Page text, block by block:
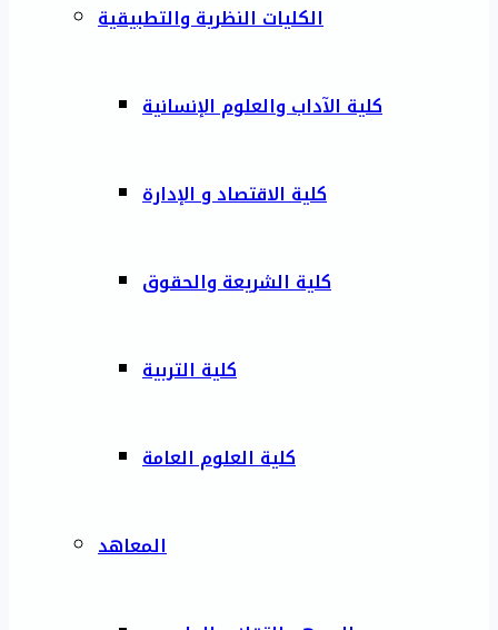
الكليات النظرية والتطبيقية
كلية الآداب والعلوم الإنسانية
كلية الاقتصاد و الإدارة
كلية الشريعة والحقوق
كلية التربية
كلية العلوم العامة
المعاهد